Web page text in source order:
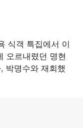
식객 특집에서 이
오르내렸던 명현
박명수와 재회했